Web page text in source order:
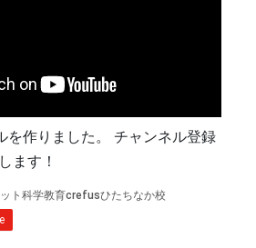
を作りました。 チャンネル登録
ます！